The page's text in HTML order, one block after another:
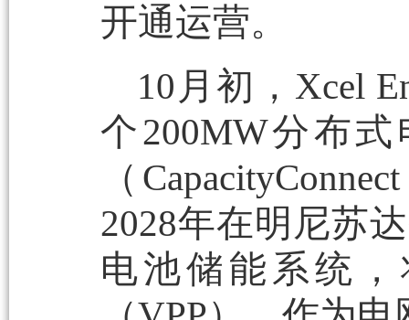
开通运营。
10月初，Xcel
个200MW分布
（
2028年在明尼苏
电池储能系统